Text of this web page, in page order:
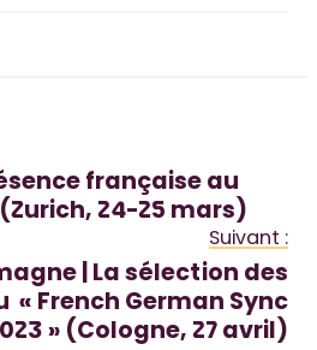
française au
24-25 mars)
Suivant :
| La sélection des
« French German Sync
» (Cologne, 27 avril)